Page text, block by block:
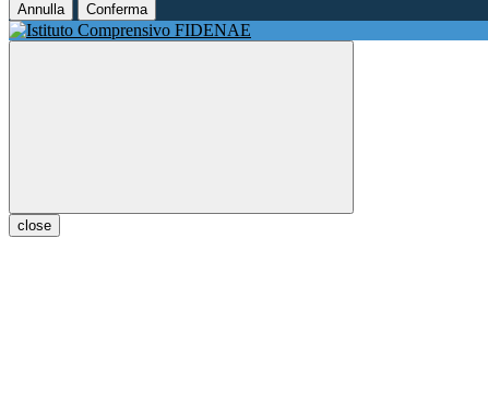
Annulla Conferma
close